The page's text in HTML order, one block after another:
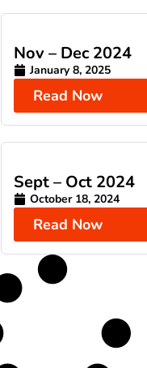
Nov – Dec 2024
January 8, 2025
Read Now
Sept – Oct 2024
October 18, 2024
Read Now